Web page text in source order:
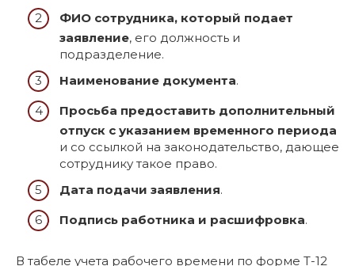
ФИО сотрудника, который подает
заявление, его должность и
подразделение.
Наименование документа.
Просьба предоставить дополнительный
отпуск с указанием временного периода
и со ссылкой на законодательство, дающее
сотруднику такое право.
Дата подачи заявления.
Подпись работника и расшифровка.
В табеле учета рабочего времени по форме Т-12